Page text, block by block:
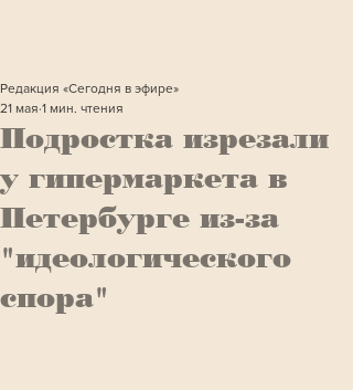
Подростка изрезали
у гипермаркета в
Петербурге из-за
"идеологического
спора"
Редакция «Сегодня в эфире»
21 мая 1 мин. чтения